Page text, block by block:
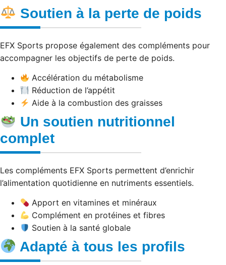
Soutien à la perte de poids
EFX Sports propose également des compléments pour
accompagner les objectifs de perte de poids.
Accélération du métabolisme
Réduction de l’appétit
Aide à la combustion des graisses
Un soutien nutritionnel
complet
Les compléments EFX Sports permettent d’enrichir
l’alimentation quotidienne en nutriments essentiels.
Apport en vitamines et minéraux
Complément en protéines et fibres
Soutien à la santé globale
Adapté à tous les profils